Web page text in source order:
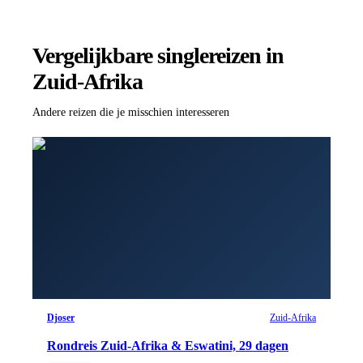
Vergelijkbare singlereizen in
Zuid-Afrika
Andere reizen die je misschien interesseren
Djoser Zuid-Afrika
Rondreis Zuid-Afrika & Eswatini, 29 dagen